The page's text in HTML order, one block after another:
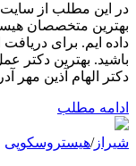
در این مطلب از
بهترین متخصصان
داده ایم. برای
باشید. بهترین دکتر
دکتر الهام آذین مهر
ادامه مطلب
شیراز/هیستروسکوپی